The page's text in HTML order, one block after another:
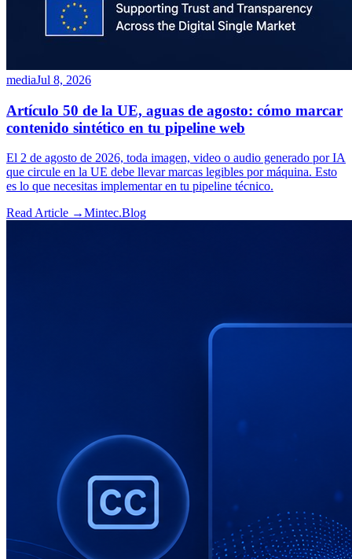
mediaJul 8, 2026
Artículo 50 de la UE, aguas de agosto: cómo marcar
contenido sintético en tu pipeline web
El 2 de agosto de 2026, toda imagen, video o audio generado por IA
que circule en la UE debe llevar marcas legibles por máquina. Esto
es lo que necesitas implementar en tu pipeline técnico.
Read Article →Mintec.Blog